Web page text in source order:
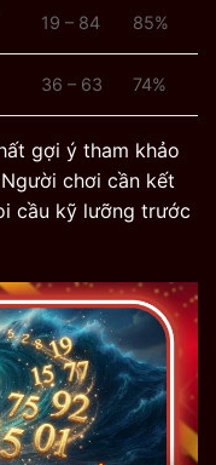
19 – 84 85%
36 – 63 74%
gợi ý tham khảo
chơi cần kết
cầu kỹ lưỡng trước